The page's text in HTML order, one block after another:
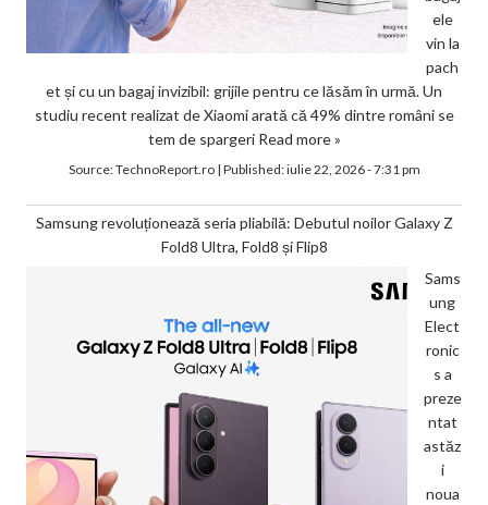
ele
vin la
pach
et și cu un bagaj invizibil: grijile pentru ce lăsăm în urmă. Un
studiu recent realizat de Xiaomi arată că 49% dintre români se
tem de spargeri Read more »
Source:TechnoReport.ro| Published:iulie 22, 2026 - 7:31 pm
Samsung revoluționează seria pliabilă: Debutul noilor Galaxy Z
Fold8 Ultra, Fold8 și Flip8
Sams
ung
Elect
ronic
s a
preze
ntat
astăz
i
noua